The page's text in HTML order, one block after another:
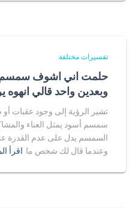
تفسيرات مختلفة
حلمت اني اشوف سمسم
وبعدين واحد قالي انهوه
تشير الرؤية إلى وجود عقبات
سمسم أسود يمثل العناء
السمسم يدل على عدم القدرة
وعندما قال لك شخص ما اقرأ